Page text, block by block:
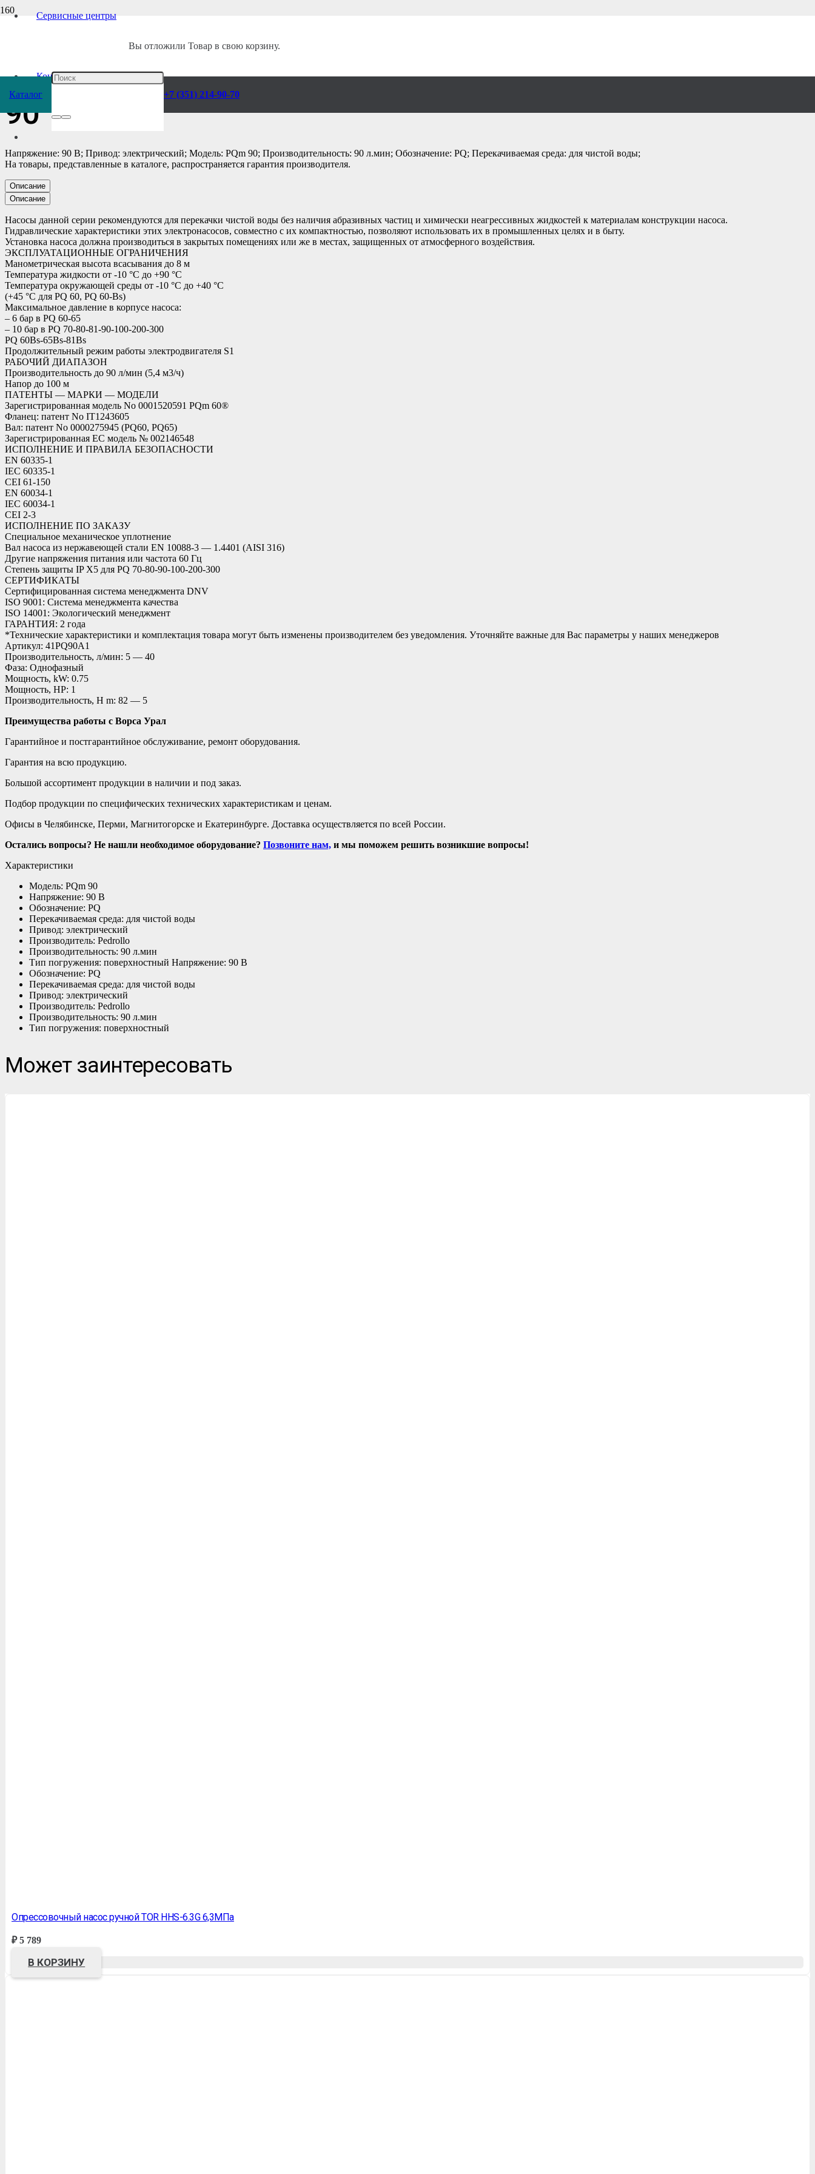
Сервисные центры
Контакты
Вы отложили Товар в свою корзину.
Каталог +7 (351) 214-90-70
Главная /Каталог/Насосы/Pedrollo
Поверхностный вихревой электронасос PEDROLLO PQm
90
Напряжение: 90 В; Привод: электрический; Модель: PQm 90; Производительность: 90 л.мин; Обозначение: PQ; Перекачиваемая среда: для чистой воды;
На товары, представленные в каталоге, распространяется гарантия производителя.
Описание
Описание
Насосы данной серии рекомендуются для перекачки чистой воды без наличия абразивных частиц и химически неагрессивных жидкостей к материалам конструкции насоса.
Гидравлические характеристики этих электронасосов, совместно с их компактностью, позволяют использовать их в промышленных целях и в быту.
Установка насоса должна производиться в закрытых помещениях или же в местах, защищенных от атмосферного воздействия.
ЭКСПЛУАТАЦИОННЫЕ ОГРАНИЧЕНИЯ
Манометрическая высота всасывания до 8 м
Температура жидкости от -10 °C до +90 °C
Температура окружающей среды от -10 °C до +40 °C
(+45 °C для PQ 60, PQ 60-Bs)
Максимальное давление в корпусе насоса:
– 6 бар в PQ 60-65
– 10 бар в PQ 70-80-81-90-100-200-300
PQ 60Bs-65Bs-81Bs
Продолжительный режим работы электродвигателя S1
РАБОЧИЙ ДИАПАЗОН
Производительность до 90 л/мин (5,4 м3/ч)
Напор до 100 м
ПАТЕНТЫ — МАРКИ — МОДЕЛИ
Зарегистрированная модель No 0001520591 PQm 60®
Фланец: патент No IT1243605
Вал: патент No 0000275945 (PQ60, PQ65)
Зарегистрированная ЕС модель № 002146548
ИСПОЛНЕНИЕ И ПРАВИЛА БЕЗОПАСНОСТИ
EN 60335-1
IEC 60335-1
CEI 61-150
EN 60034-1
IEC 60034-1
CEI 2-3
ИСПОЛНЕНИЕ ПО ЗАКАЗУ
Специальное механическое уплотнение
Вал насоса из нержавеющей стали EN 10088-3 — 1.4401 (AISI 316)
Другие напряжения питания или частота 60 Гц
Степень защиты IP X5 для PQ 70-80-90-100-200-300
СЕРТИФИКАТЫ
Сертифицированная система менеджмента DNV
ISO 9001: Система менеджмента качества
ISO 14001: Экологический менеджмент
ГАРАНТИЯ: 2 года
*Технические характеристики и комплектация товара могут быть изменены производителем без уведомления. Уточняйте важные для Вас параметры у наших менеджеров
Артикул: 41PQ90A1
Производительность, л/мин: 5 — 40
Фаза: Однофазный
Мощность, kW: 0.75
Мощность, HP: 1
Производительность, H m: 82 — 5
Преимущества работы с Ворса Урал
Гарантийное и постгарантийное обслуживание, ремонт оборудования.
Гарантия на всю продукцию.
Большой ассортимент продукции в наличии и под заказ.
Подбор продукции по специфических технических характеристикам и ценам.
Офисы в Челябинске, Перми, Магнитогорске и Екатеринбурге. Доставка осуществляется по всей России.
Остались вопросы? Не нашли необходимое оборудование? Позвоните нам, и мы поможем решить возникшие вопросы!
Характеристики
Модель: PQm 90
Напряжение: 90 В
Обозначение: PQ
Перекачиваемая среда: для чистой воды
Привод: электрический
Производитель: Pedrollo
Производительность: 90 л.мин
Тип погружения: поверхностный Напряжение: 90 В
Обозначение: PQ
Перекачиваемая среда: для чистой воды
Привод: электрический
Производитель: Pedrollo
Производительность: 90 л.мин
Тип погружения: поверхностный
Может заинтересовать
Опрессовочный насос ручной TOR HHS-6.3G 6,3МПа
₽5 789
В КОРЗИНУ